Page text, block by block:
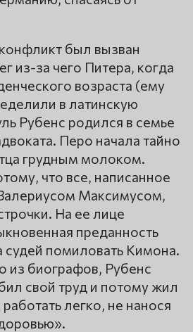
был вызван
из-за чего Питера, когда
возраста (ему
в латинскую
Рубенс родился в семье
Перо начала тайно
грудным молоком.
что все, написанное
Максимусом,
На ее лице
преданность
судей помиловать Кимона.
из биографов, Рубенс
свой труд и потому жил
легко, не нанося